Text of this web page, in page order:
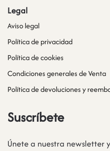
Legal
Aviso legal
Política de privacidad
Política de cookies
Condiciones generales de Venta
Política de devoluciones y
Suscríbete
Únete a nuestra newsletter